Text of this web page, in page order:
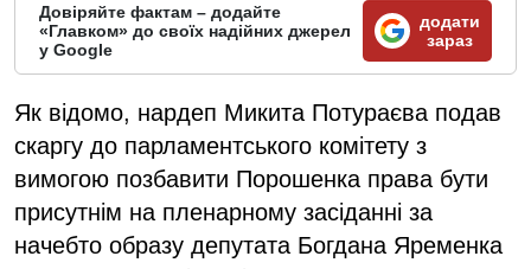
Довіряйте фактам – додайте
«Главком» до своїх надійних джерел
у Google
додати
зараз
Як відомо, нардеп Микита Потураєва подав
скаргу до парламентського комітету з
вимогою позбавити Порошенка права бути
присутнім на пленарному засіданні за
начебто образу депутата Богдана Яременка